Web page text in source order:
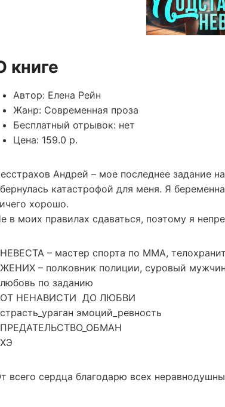
книге
Автор: Елена Рейн
Жанр: Современная проза
Бесплатный отрывок: нет
Цена: 159.0 р.
Андрей – мое последнее задание
катастрофой для меня. Я
хорошо.
в моих правилах сдаваться, поэтому я
– мастер спорта по ММА,
– полковник полиции, суровый
по заданию
НЕНАВИСТИ ДО ЛЮБВИ
эмоций_ревность
всего сердца благодарю всех